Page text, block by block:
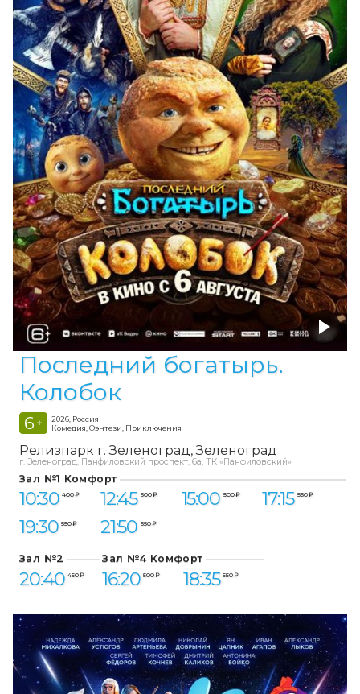
Последний богатырь.
Колобок
6 +
2026, Россия
Комедия, Фэнтези, Приключения
Релизпарк г. Зеленоград Зеленоград
г. Зеленоград, Панфиловский проспект, 6а, ТК «Панфиловский»
Зал №1 Комфорт
10:30 400 ₽ 12:45 500 ₽ 15:00 500 ₽ 17:15 550 ₽
19:30 550 ₽ 21:50 550 ₽
Зал №2
20:40 450 ₽
Зал №4 Комфорт
16:20 500 ₽ 18:35 550 ₽